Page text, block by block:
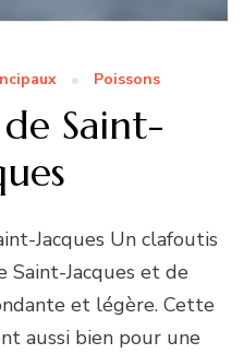
Poissons
Saint-
Jacques Un clafoutis
Saint-Jacques et de
et légère. Cette
aussi bien pour une